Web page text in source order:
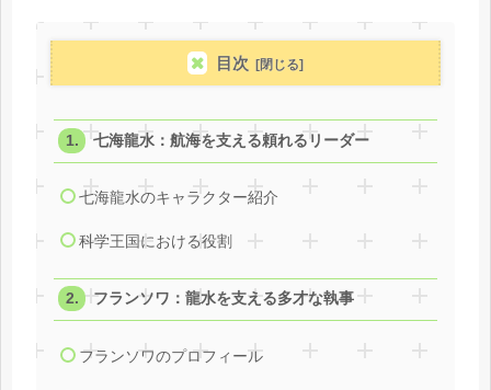
目次
七海龍水：航海を支える頼れるリーダー
七海龍水のキャラクター紹介
科学王国における役割
フランソワ：龍水を支える多才な執事
フランソワのプロフィール